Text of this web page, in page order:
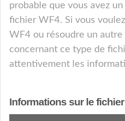
probable que vous avez
fichier WF4. Si vous
WF4 ou résoudre un autre
concernant ce type de
attentivement les
Informations sur le